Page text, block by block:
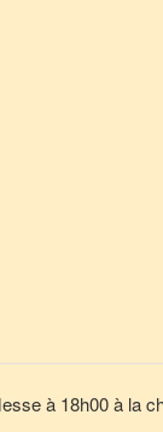
à 18h00 à la